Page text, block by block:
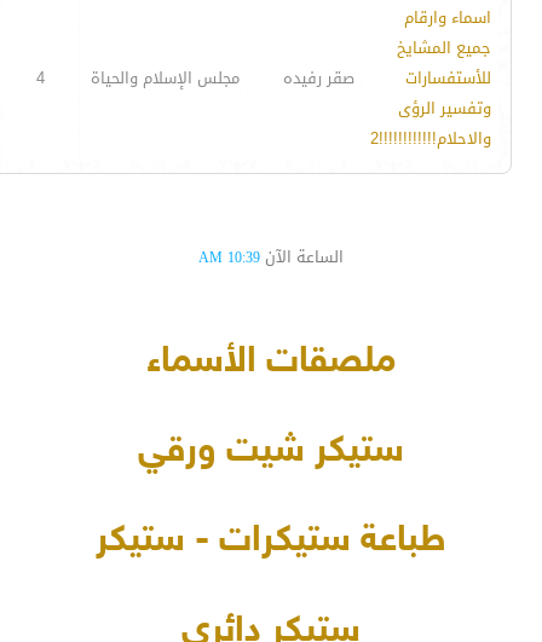
اسماء وارقام
جميع المشايخ
للأستفسارات
وتفسير الرؤى
والاحلام!!!!!!!!!!!!2
صقر رفيده مجلس الإسلام والحياة 4
الساعة الآن 10:39 AM
ملصقات الأسماء
ستيكر شيت ورقي
طباعة ستيكرات - ستيكر
ستيكر دائري